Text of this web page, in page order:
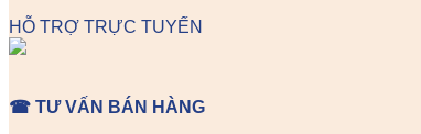
HỖ TRỢ TRỰC TUYẾN
☎ TƯ VẤN BÁN HÀNG